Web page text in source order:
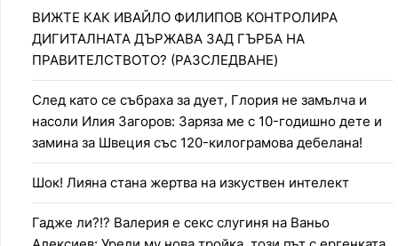
ВИЖТЕ КАК ИВАЙЛО ФИЛИПОВ КОНТРОЛИРА
ДИГИТАЛНАТА ДЪРЖАВА ЗАД ГЪРБА НА
ПРАВИТЕЛСТВОТО? (РАЗСЛЕДВАНЕ)
След като се събраха за дует, Глория не замълча и
насоли Илия Загоров: Заряза ме с 10-годишно дете и
замина за Швеция със 120-килограмова дебелана!
Шок! Лияна стана жертва на изкуствен интелект
Гадже ли?!? Валерия е секс слугиня на Ваньо